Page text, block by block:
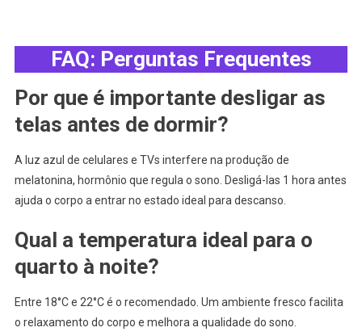
FAQ: Perguntas Frequentes
Por que é importante desligar as
telas antes de dormir?
A luz azul de celulares e TVs interfere na produção de
melatonina, hormônio que regula o sono. Desligá-las 1 hora antes
ajuda o corpo a entrar no estado ideal para descanso.
Qual a temperatura ideal para o
quarto à noite?
Entre 18°C e 22°C é o recomendado. Um ambiente fresco facilita
o relaxamento do corpo e melhora a qualidade do sono.